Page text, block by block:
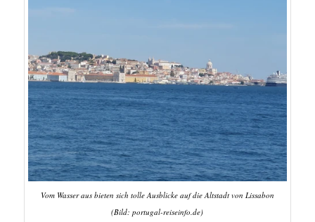
Vom Wasser aus bieten sich tolle Ausblicke auf die Altstadt von Lissabon
(Bild: portugal-reiseinfo.de)